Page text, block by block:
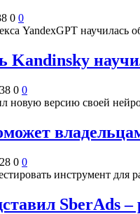
0 0
YandexGPT
Kandinsky
0 0
новую версию своей
0 0
инструмент
SberAds